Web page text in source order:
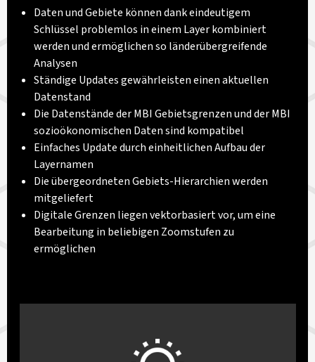
Daten und Gebiete können dank eindeutigem
Schlüssel problemlos in einem Layer kombiniert
werden und ermöglichen so länderübergreifende
Analysen
Ständige Updates gewährleisten einen aktuellen
Datenstand
Die Datenstände der MBI Gebietsgrenzen und der MBI
sozioökonomischen Daten sind kompatibel
Einfaches Update durch einheitlichen Aufbau der
Layernamen
Die übergeordneten Gebiets-Hierarchien werden
mitgeliefert
Digitale Grenzen liegen vektorbasiert vor, um eine
Bearbeitung in beliebigen Zoomstufen zu
ermöglichen